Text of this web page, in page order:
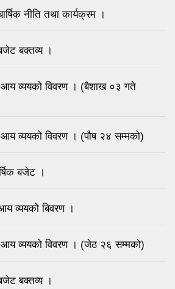
नीति तथा कार्यक्रम ।
बक्तव्य ।
व्ययको विवरण । (बैशाख ०३ गते
व्ययको विवरण । (पौष २४ सम्मको)
बजेट ।
व्ययको बिवरण ।
व्ययको विवरण । (जेठ २६ सम्मको)
बक्तव्य ।